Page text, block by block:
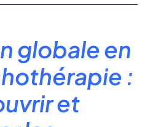
globale en
:
et